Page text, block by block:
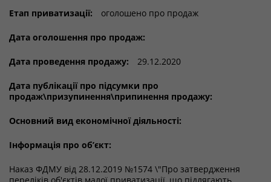
Етап приватизації: оголошено про продаж
Дата оголошення про продаж:
Дата проведення продажу: 29.12.2020
Дата публікації про підсумки про
продаж\призупинення\припинення продажу:
Основний вид економічної діяльності:
Інформація про об’єкт:
Наказ ФДМУ від 28.12.2019 №1574 \"Про затвердження